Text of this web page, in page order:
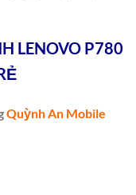
LENOVO P780
Quỳnh An Mobile